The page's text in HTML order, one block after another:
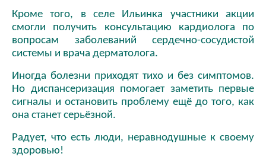
Кроме того, в селе Ильинка участники акции
смогли получить консультацию кардиолога по
вопросам заболеваний сердечно-сосудистой
системы и врача дерматолога.
Иногда болезни приходят тихо и без симптомов.
Но диспансеризация помогает заметить первые
сигналы и остановить проблему ещё до того, как
она станет серьёзной.
Радует, что есть люди, неравнодушные к своему
здоровью!